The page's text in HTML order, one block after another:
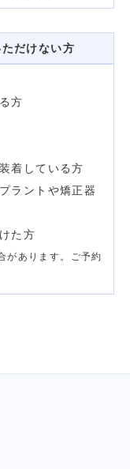
だけない方
方
着している方
ラントや矯正器
た方
があります。ご予約